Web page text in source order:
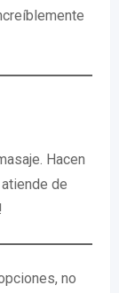
Hacen
de
no